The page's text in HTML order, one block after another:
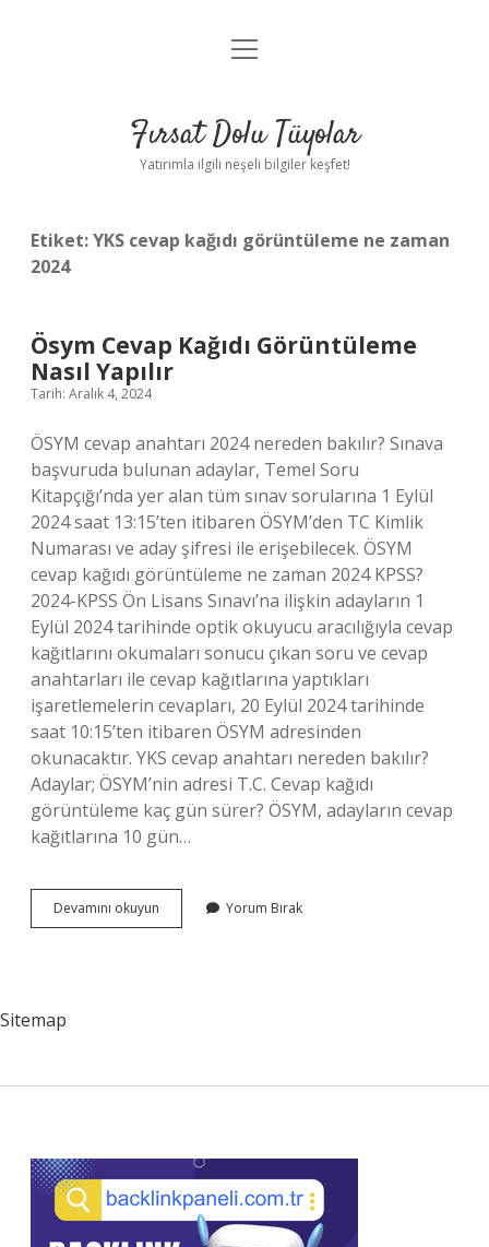
Gizlilik Politikası
Yasal Uyarı
menüyü
Fırsat Dolu Tüyolar
Yatırımla ilgili neşeli bilgiler keşfet!
Etiket:YKS cevap kağıdı görüntüleme ne zaman
2024
Ösym Cevap Kağıdı Görüntüleme
Nasıl Yapılır
Tarih: Aralık 4, 2024
ÖSYM cevap anahtarı 2024 nereden bakılır? Sınava
başvuruda bulunan adaylar, Temel Soru
Kitapçığı’nda yer alan tüm sınav sorularına 1 Eylül
2024 saat 13:15’ten itibaren ÖSYM’den TC Kimlik
Numarası ve aday şifresi ile erişebilecek. ÖSYM
cevap kağıdı görüntüleme ne zaman 2024 KPSS?
2024-KPSS Ön Lisans Sınavı’na ilişkin adayların 1
Eylül 2024 tarihinde optik okuyucu aracılığıyla cevap
kağıtlarını okumaları sonucu çıkan soru ve cevap
anahtarları ile cevap kağıtlarına yaptıkları
işaretlemelerin cevapları, 20 Eylül 2024 tarihinde
saat 10:15’ten itibaren ÖSYM adresinden
okunacaktır. YKS cevap anahtarı nereden bakılır?
Adaylar; ÖSYM’nin adresi T.C. Cevap kağıdı
görüntüleme kaç gün sürer? ÖSYM, adayların cevap
kağıtlarına 10 gün…
Devamını okuyun
Cevap
Yorum Bırak
Sitemap
Sidebar